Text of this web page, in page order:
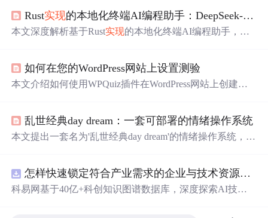
片书、Canvas 2D 胶片放映与拼贴、实时滤镜工坊等六种
交互式浏览模式。项目注重 Canvas 性能优化、路由懒加
Rust实现的本地化终端AI编程助手：DeepSeek-V4 CLI深度解析
本文深度解析基于Rust实现的本地化终端AI编程助手，聚
Rust实现（规避Python/JS运行时开销与兼容性问题）、GG
UF模型选型与量化等级权衡（Q4_K_M为最优平衡点）、
低延迟、隐私优先的终端智能范式。
如何在您的WordPress网站上设置测验
本文介绍如何使用WPQuiz插件在WordPress网站上创建互
乱世经典day dream：一套可部署的情绪操作系统
本文提出一套名为'乱世经典day dream'的情绪操作系统，核
实操协议：零工具版15分钟锚点启动、硬件增强套件（光/
声/触觉协同）及社交协同共域协议。设计拒绝正念冥想范
怎样快速锁定符合产业需求的企业与技术资源？.docx
科易网基于40亿+科创知识图谱数据库，深度探索AI技术